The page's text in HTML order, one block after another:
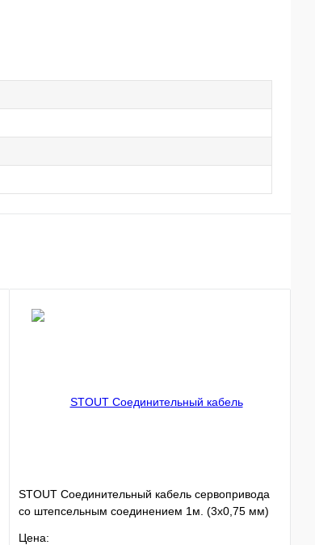
STOUT Соединительный кабель сервопривода
со штепсельным соединением 1м. (3х0,75 мм)
Цена: